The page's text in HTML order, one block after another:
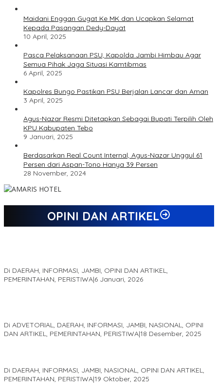
Maidani Enggan Gugat Ke MK dan Ucapkan Selamat
Kepada Pasangan Dedy-Dayat
10 April, 2025
Pasca Pelaksanaan PSU, Kapolda Jambi Himbau Agar
Semua Pihak Jaga Situasi Kamtibmas
6 April, 2025
Kapolres Bungo Pastikan PSU Berjalan Lancar dan Aman
3 April, 2025
Agus-Nazar Resmi Ditetapkan Sebagai Bupati Terpilih Oleh
KPU Kabupaten Tebo
9 Januari, 2025
Berdasarkan Real Count Internal, Agus-Nazar Unggul 61
Persen dari Aspan-Tono Hanya 39 Persen
28 November, 2024
OPINI DAN ARTIKEL
Di DAERAH, INFORMASI, JAMBI, OPINI DAN ARTIKEL,
PEMERINTAHAN, PERISTIWA|6 Januari, 2026
Di ADVETORIAL, DAERAH, INFORMASI, JAMBI, NASIONAL, OPINI
DAN ARTIKEL, PEMERINTAHAN, PERISTIWA|18 Desember, 2025
Di DAERAH, INFORMASI, JAMBI, NASIONAL, OPINI DAN ARTIKEL,
PEMERINTAHAN, PERISTIWA|19 Oktober, 2025